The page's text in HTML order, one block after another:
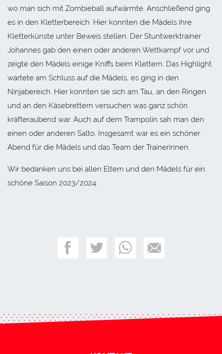
wo man sich mit Zombieball aufwärmte. Anschließend ging
es in den Kletterbereich. Hier konnten die Mädels ihre
Kletterkünste unter Beweis stellen. Der Stuntwerktrainer
Johannes gab den einen oder anderen Wettkampf vor und
zeigte den Mädels einige Kniffs beim Klettern. Das Highlight
wartete am Schluss auf die Mädels, es ging in den
Ninjabereich. Hier konnten sie sich am Tau, an den Ringen
und an den Käsebrettern versuchen was ganz schön
kräfteraubend war. Auch auf dem Trampolin sah man den
einen oder anderen Salto. Insgesamt war es ein schöner
Abend für die Mädels und das Team der Trainerinnen.
Wir bedanken uns bei allen Eltern und den Mädels für ein
schöne Saison 2023/2024.